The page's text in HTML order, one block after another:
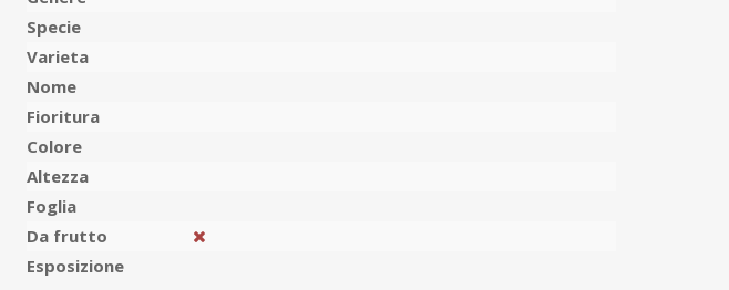
Specie
Varieta
Nome
Fioritura
Colore
Altezza
Foglia
Da frutto
Esposizione